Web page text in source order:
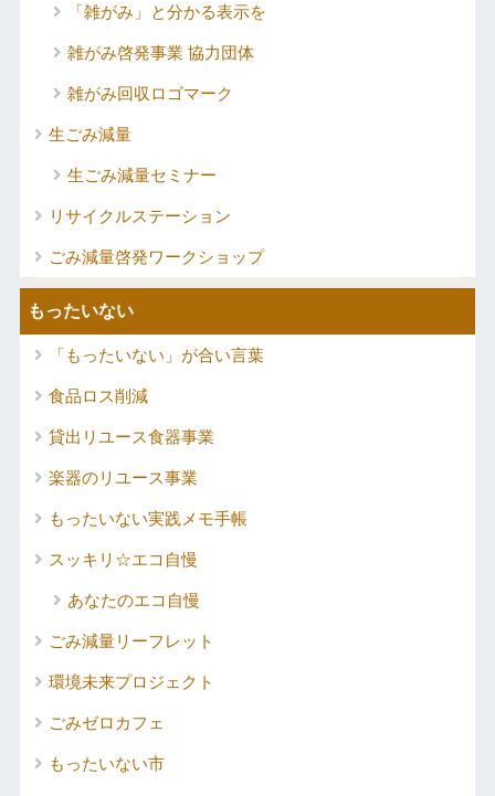
「雑がみ」と分かる表示を
雑がみ啓発事業 協力団体
雑がみ回収ロゴマーク
生ごみ減量
生ごみ減量セミナー
リサイクルステーション
ごみ減量啓発ワークショップ
もったいない
「もったいない」が合い言葉
食品ロス削減
貸出リユース食器事業
楽器のリユース事業
もったいない実践メモ手帳
スッキリ☆エコ自慢
あなたのエコ自慢
ごみ減量リーフレット
環境未来プロジェクト
ごみゼロカフェ
もったいない市